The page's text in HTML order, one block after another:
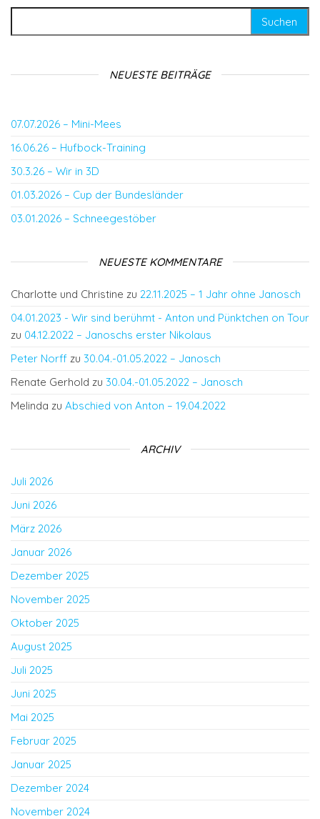
NEUESTE BEITRÄGE
07.07.2026 – Mini-Mees
16.06.26 – Hufbock-Training
30.3.26 – Wir in 3D
01.03.2026 – Cup der Bundesländer
03.01.2026 – Schneegestöber
NEUESTE KOMMENTARE
Charlotte und Christine zu 22.11.2025 – 1 Jahr ohne Janosch
04.01.2023 - Wir sind berühmt - Anton und Pünktchen on Tour
zu 04.12.2022 – Janoschs erster Nikolaus
Peter Norff zu 30.04.-01.05.2022 – Janosch
Renate Gerhold zu 30.04.-01.05.2022 – Janosch
Melinda zu Abschied von Anton – 19.04.2022
ARCHIV
Juli 2026
Juni 2026
März 2026
Januar 2026
Dezember 2025
November 2025
Oktober 2025
August 2025
Juli 2025
Juni 2025
Mai 2025
Februar 2025
Januar 2025
Dezember 2024
November 2024